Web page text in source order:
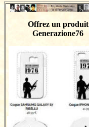
Offrez un produit
Generazione76